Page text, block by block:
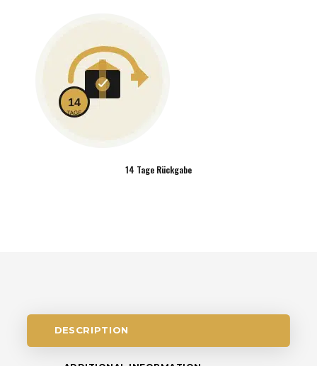
14 Tage Rückgabe
DESCRIPTION